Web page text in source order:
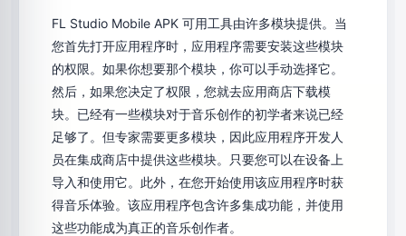
FL Studio Mobile APK 可用工具由许多模块提供。当
您首先打开应用程序时，应用程序需要安装这些模块
的权限。如果你想要那个模块，你可以手动选择它。
然后，如果您决定了权限，您就去应用商店下载模
块。已经有一些模块对于音乐创作的初学者来说已经
足够了。但专家需要更多模块，因此应用程序开发人
员在集成商店中提供这些模块。只要您可以在设备上
导入和使用它。此外，在您开始使用该应用程序时获
得音乐体验。该应用程序包含许多集成功能，并使用
这些功能成为真正的音乐创作者。